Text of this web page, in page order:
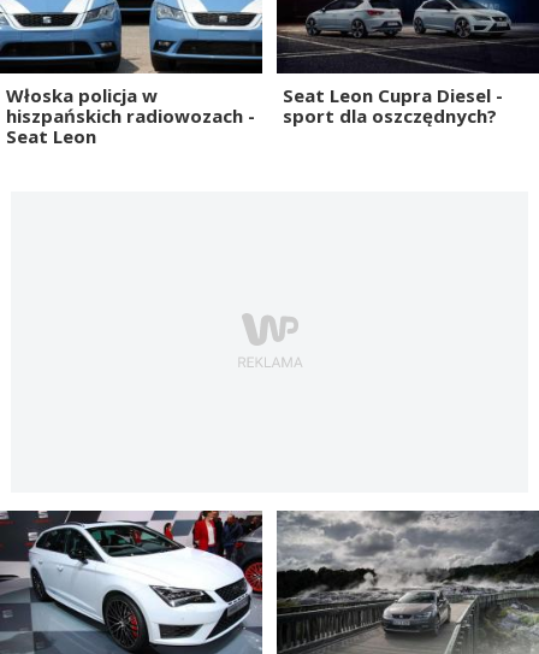
Włoska policja w
hiszpańskich radiowozach -
Seat Leon
Seat Leon Cupra Diesel -
sport dla oszczędnych?